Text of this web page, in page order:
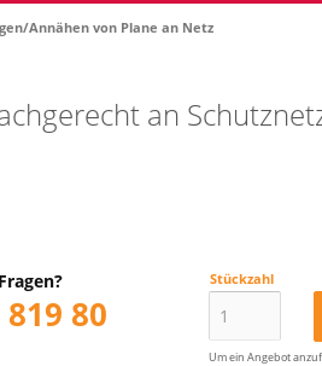
Annähen von Plane an Netz
an
Stückzahl
Um ein Angebot
80